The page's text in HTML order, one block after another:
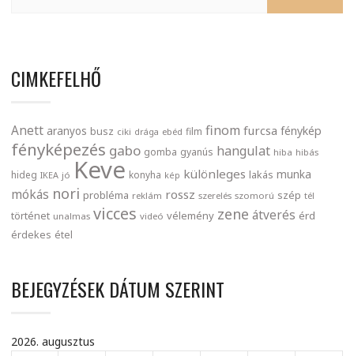
CIMKEFELHŐ
Anett aranyos busz ciki drága ebéd film finom furcsa fénykép
fényképezés gabo gomba gyanús hangulat hiba hibás
hideg IKEA jó Keve konyha kép különleges lakás munka
mókás nori probléma reklám rossz szerelés szomorú szép tél
történet unalmas vicces videó vélemény zene átverés érd
érdekes étel
BEJEGYZÉSEK DÁTUM SZERINT
2026. augusztus